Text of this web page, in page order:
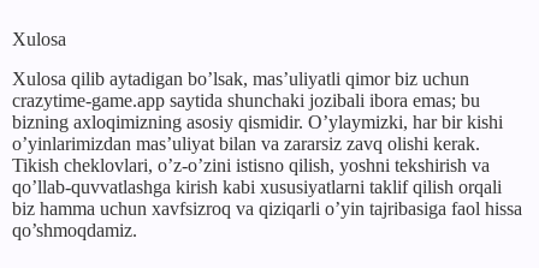
Xulosa
Xulosa qilib aytadigan bo’lsak, mas’uliyatli qimor biz uchun
crazytime-game.app saytida shunchaki jozibali ibora emas; bu
bizning axloqimizning asosiy qismidir. O’ylaymizki, har bir kishi
o’yinlarimizdan mas’uliyat bilan va zararsiz zavq olishi kerak.
Tikish cheklovlari, o’z-o’zini istisno qilish, yoshni tekshirish va
qo’llab-quvvatlashga kirish kabi xususiyatlarni taklif qilish orqali
biz hamma uchun xavfsizroq va qiziqarli o’yin tajribasiga faol hissa
qo’shmoqdamiz.